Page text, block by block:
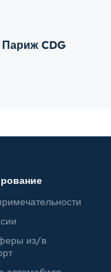
CDG
из/в